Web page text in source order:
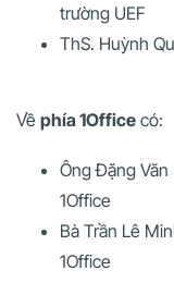
trường UEF
ThS. Huỳnh
Về phía 1Office có:
Ông Đặng
1Office
Bà Trần Lê
1Office